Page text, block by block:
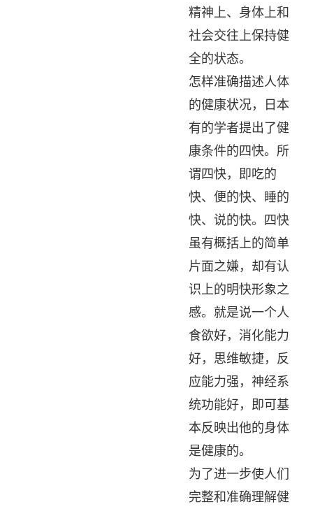
精神上、身体上和
社会交往上保持健
全的状态。
怎样准确描述人体
的健康状况，日本
有的学者提出了健
康条件的四快。所
谓四快，即吃的
快、便的快、睡的
快、说的快。四快
虽有概括上的简单
片面之嫌，却有认
识上的明快形象之
感。就是说一个人
食欲好，消化能力
好，思维敏捷，反
应能力强，神经系
统功能好，即可基
本反映出他的身体
是健康的。
为了进一步使人们
完整和准确理解健